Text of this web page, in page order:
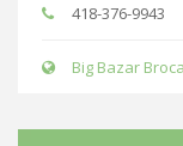
418-376-9943
Big Bazar